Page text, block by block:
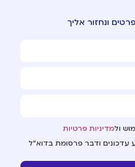
ונחזור אליך
ולמדיניות פרטיות
ודבר פרסומת בדוא"ל